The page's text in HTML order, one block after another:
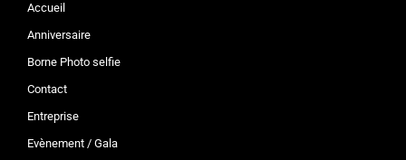
Accueil
Anniversaire
Borne Photo selfie
Contact
Entreprise
Evènement / Gala